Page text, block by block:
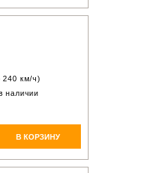
240 км/ч)
наличии
В КОРЗИНУ